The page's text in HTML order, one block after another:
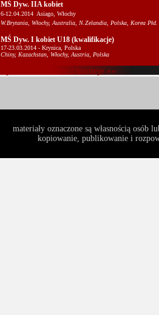
MŚ Dyw. IIA kobiet
6-12.04.2014  Asiago, Włochy
W.Brytania, Włochy, Australia, N.Zelandia, Polska, Korea Płd.
MŚ Dyw. I kobiet U18 (kwalifikacje)
17-23.03.2014 - Krynica, Polska
Chiny, Kazachstan, Włochy, Austria, Polska
pozostałe mecze i turnieje »»
materiały oznaczone są własnością osób
kopiowanie, publikowanie i